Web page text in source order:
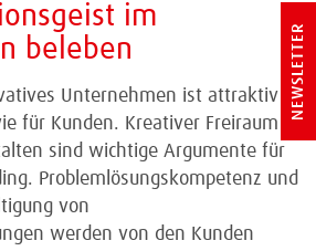
im
beleben
Unternehmen ist attraktiv
für Kunden. Kreativer Freiraum
sind wichtige Argumente für
Problemlösungskompetenz und
von
werden von den Kunden
NEWSLETTER